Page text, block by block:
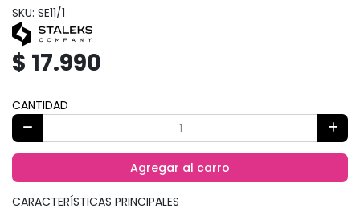
SKU: SE11/1
$ 17.990
CANTIDAD
Agregar al carro
CARACTERÍSTICAS PRINCIPALES